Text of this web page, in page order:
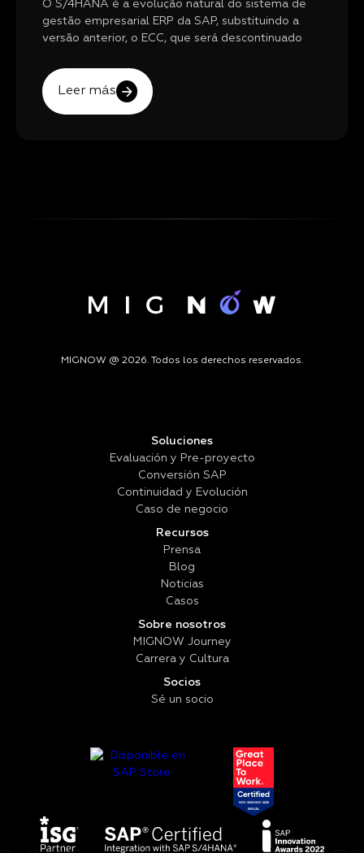
O S/4HANA é a evolução natural do sistema de
gestão empresarial ERP da SAP, substituindo a
versão anterior, o ECC, que será descontinuado
Leer más
MIGNOW @ 2026. Todos los derechos reservados.
Soluciones
Evaluación y Pre-proyecto
Conversión SAP
Continuidad y Evolución
Caso de negocio
Recursos
Prensa
Blog
Noticias
Casos
Sobre nosotros
MIGNOW Journey
Carrera y Cultura
Socios
Sé un socio